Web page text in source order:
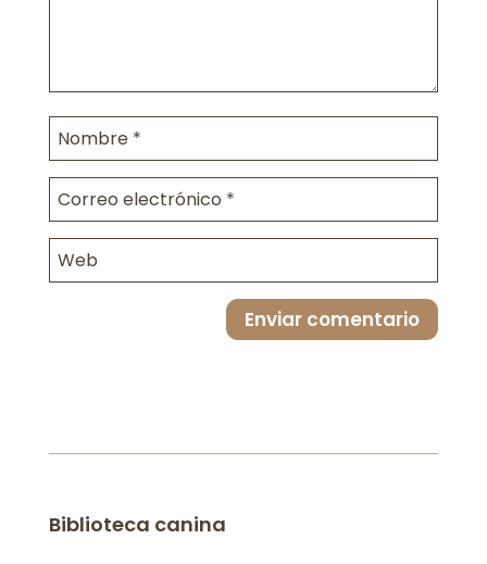
Enviar comentario
Biblioteca canina